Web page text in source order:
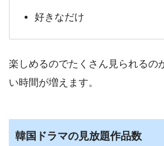
好きなだけ
楽しめるのでたくさん見られるの
い時間が増えます。
韓国ドラマの見放題作品数